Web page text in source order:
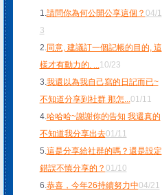
1.請問你為何公開公享這個？ 04/1
3
2.同意, 建議訂一個記帳的目的, 這
樣才有動力的. ...10/23
3.我還以為我自己寫的日記而已~
不知道分享到社群 那怎...01/11
4.哈哈哈~謝謝你的告知 我還真的
不知道我分享出去01/11
5.這是分享給社群的嗎？還是設定
錯誤不慎分享的？ 01/10
6.恭喜，今年26持續努力中04/21